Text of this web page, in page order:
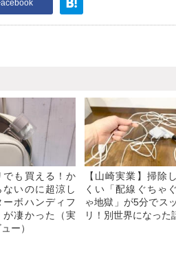
でも買える！か
ないのに超涼し
ーボハンディフ
が凄かった（実
ー）
【山崎実業】掃除
くい「配線ぐちゃ
ゃ地獄」が5分でス
リ！別世界になった